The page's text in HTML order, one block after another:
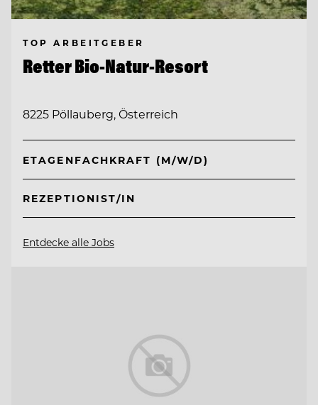
TOP ARBEITGEBER
Retter Bio-Natur-Resort
8225 Pöllauberg, Österreich
ETAGENFACHKRAFT (M/W/D)
REZEPTIONIST/IN
Entdecke alle Jobs